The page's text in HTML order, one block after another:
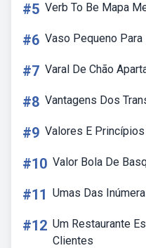
#5 Verb To Be Mapa
#6 Vaso Pequeno Para
#7 Varal De Chão
#8 Vantagens Dos
#9 Valores E
#10 Valor Bola De
#11 Umas Das
#12 Um Restaurante
Clientes